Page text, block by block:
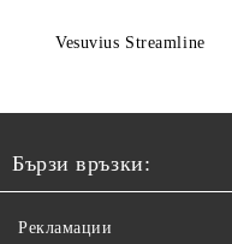
Vesuvius Streamline
Бързи връзки:
Рекламации